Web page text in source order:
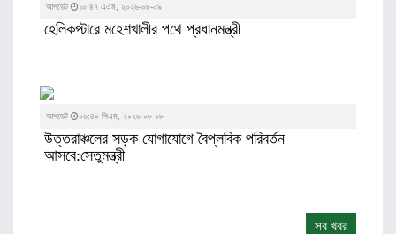
আপডেট ১০:৪৭ এএম, ২০২৬-০৮-০৯
হেলিকপ্টারে মহেশখালীর পথে প্রধানমন্ত্রী
আপডেট ০৬:৪০ পিএম, ২০২৬-০৮-০৮
উত্তরাঞ্চলের সড়ক যোগাযোগে বৈপ্লবিক পরিবর্তন
আসবে:সেতুমন্ত্রী
সব খবর